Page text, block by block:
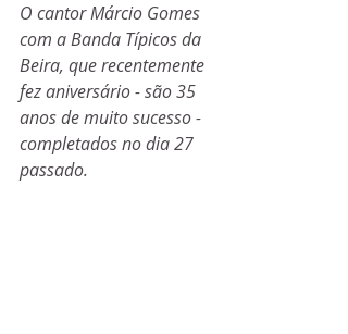
O cantor Márcio Gomes
com a Banda Típicos da
Beira, que recentemente
fez aniversário - são 35
anos de muito sucesso -
completados no dia 27
passado.